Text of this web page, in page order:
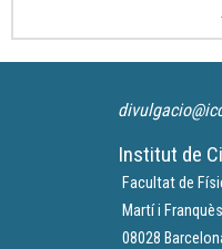
Institut de
Facultat de
Martí i
08028